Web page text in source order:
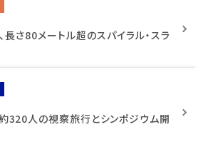
長さ80メートル超のスパイラル・スラ
320人の視察旅行とシンポジウム開